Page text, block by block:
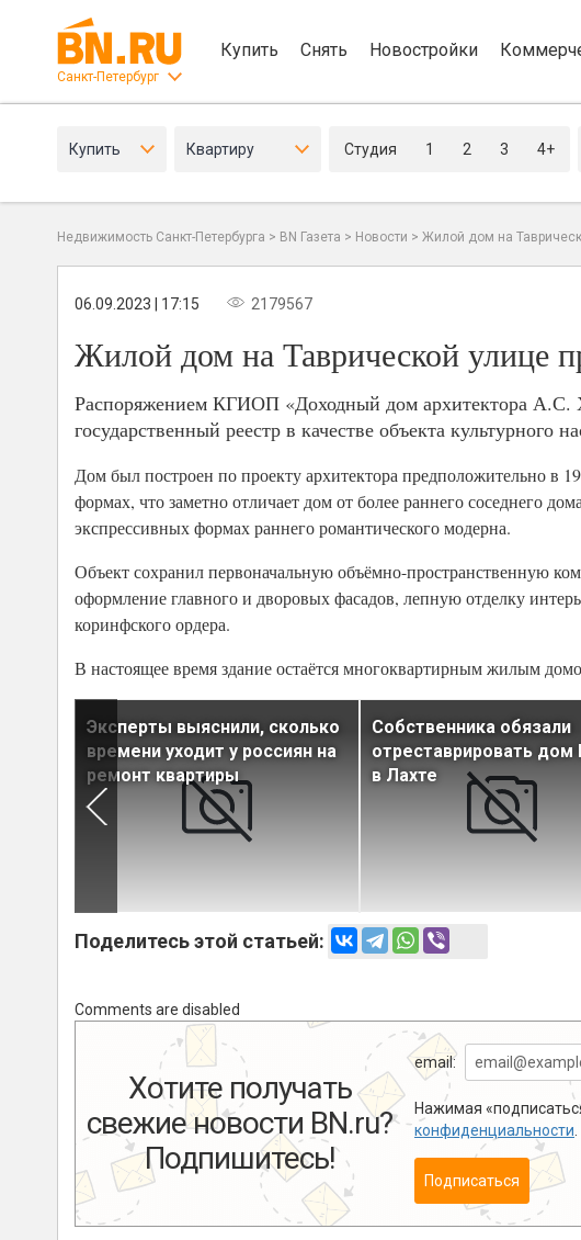
Санкт-Петербург
Купить Снять Новостройки
Купить Квартиру Студия 1 2 3 4+
Недвижимость Санкт-Петербурга > BN Газета > Новости > Жилой дом на
06.09.2023 | 17:15 2179567
Жилой дом на Таврической улице
Распоряжением КГИОП «Доходный дом архитектора А.С.
государственный реестр в качестве объекта культурного
Дом был построен по проекту архитектора предположительно в
формах, что заметно отличает дом от более раннего соседнего
экспрессивных формах раннего романтического модерна.
Объект сохранил первоначальную объёмно-пространственную
оформление главного и дворовых фасадов, лепную отделку
коринфского ордера.
В настоящее время здание остаётся многоквартирным жилым
Эксперты выяснили, сколько
времени уходит у россиян на
ремонт квартиры
Собственника обязали
отреставрировать
в Лахте
Поделитесь этой статьей:
Comments are disabled
Хотите получать
свежие новости BN.ru?
Подпишитесь!
email:
Нажимая
конфиденциальности
Подписаться